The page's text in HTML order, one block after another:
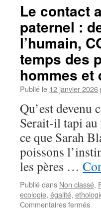
Le contact
paternel :
l’humain,
temps des
hommes et
Publié le 12 janvier 2026
Qu’est devenu
Serait-il tapi au
ce que Sarah
poissons
les pères …
Publié dans Non classé,
ecologie, égalité,
Commentaires ferméssur